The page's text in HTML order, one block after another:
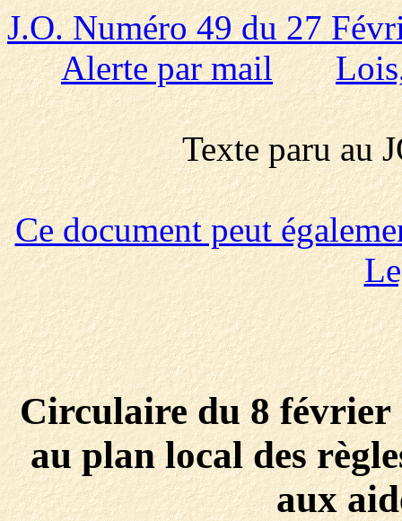
J.O. Numéro 49 du 27
Alerte par mail
Texte paru au
Ce document peut
Circulaire du 8
au plan local des
aux